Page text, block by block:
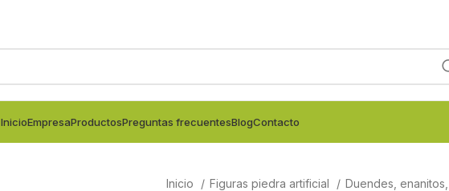
InicioEmpresaProductosPreguntas frecuentesBlogContacto
Inicio Figuras piedra artificial
Duendes,